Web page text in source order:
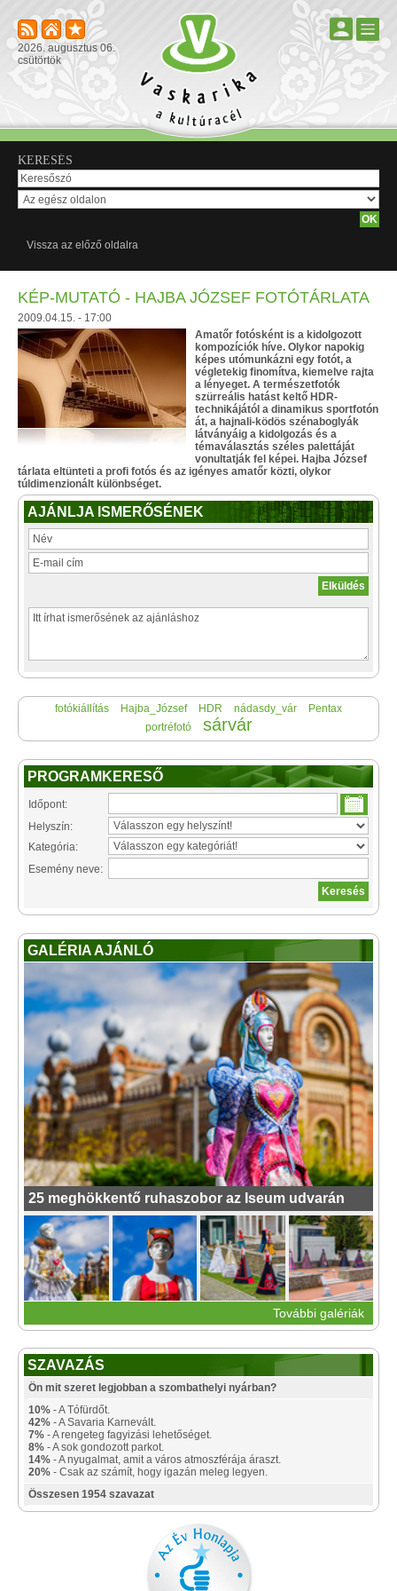
2026. augusztus 06.
csütörtök
KERESÉS
Vissza az előző oldalra
KÉP-MUTATÓ - HAJBA JÓZSEF FOTÓTÁRLATA
2009.04.15. - 17:00
Amatőr fotósként is a kidolgozott
kompozíciók híve. Olykor napokig
képes utómunkázni egy fotót, a
végletekig finomítva, kiemelve rajta
a lényeget. A természetfotók
szürreális hatást keltő HDR-
technikájától a dinamikus sportfotón
át, a hajnali-ködös szénaboglyák
látványáig a kidolgozás és a
témaválasztás széles palettáját
vonultatják fel képei. Hajba József
tárlata eltünteti a profi fotós és az igényes amatőr közti, olykor
túldimenzionált különbséget.
AJÁNLJA ISMERŐSÉNEK
fotókiállítás Hajba_József HDR nádasdy_vár
Pentax
portréfotó
sárvár
PROGRAMKERESŐ
Időpont:
Helyszín:
Kategória:
Esemény neve:
GALÉRIA AJÁNLÓ
25 meghökkentő ruhaszobor az Iseum udvarán
További galériák
SZAVAZÁS
Ön mit szeret legjobban a szombathelyi nyárban?
10% - A Tófürdőt.
42% - A Savaria Karnevált.
7% - A rengeteg fagyizási lehetőséget.
8% - A sok gondozott parkot.
14% - A nyugalmat, amit a város atmoszférája áraszt.
20% - Csak az számít, hogy igazán meleg legyen.
Összesen 1954 szavazat